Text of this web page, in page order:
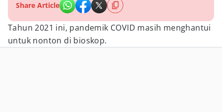
Share Article
Tahun 2021 ini, pandemik COVID masih menghantui
untuk nonton di bioskop.